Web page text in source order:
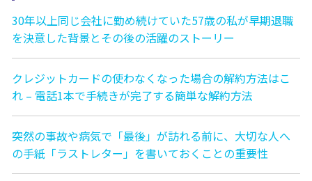
30年以上同じ会社に勤め続けていた57歳の私が早期退職
を決意した背景とその後の活躍のストーリー
クレジットカードの使わなくなった場合の解約方法はこ
れ – 電話1本で手続きが完了する簡単な解約方法
突然の事故や病気で「最後」が訪れる前に、大切な人へ
の手紙「ラストレター」を書いておくことの重要性